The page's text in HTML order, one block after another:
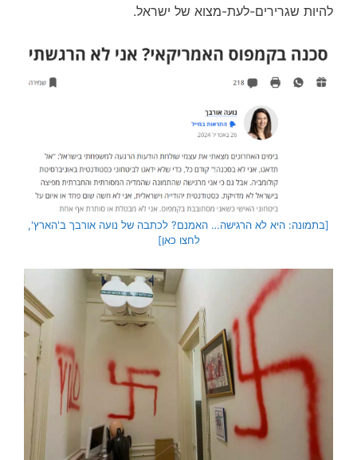
להיות שגרירים-לעת-מצוא של ישראל.
[בתמונה: היא לא הרגישה… האמנם? לכתבה של נועה אורבך ב'הארץ',
לחצו כאן]